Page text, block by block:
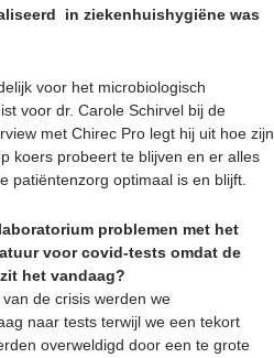
in ziekenhuishygiëne was
voor het microbiologisch
voor dr. Carole Schirvel bij de
met Chirec Pro legt hij uit hoe zijn
koers probeert te blijven en er alles
patiëntenzorg optimaal is en blijft.
problemen met het
voor covid-tests omdat de
het vandaag?
de crisis werden we
naar tests terwijl we een tekort
overweldigd door een te grote